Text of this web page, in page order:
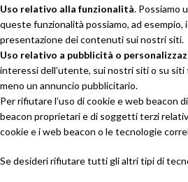
Uso relativo alla funzionalità. Possiamo
queste funzionalità possiamo, ad
presentazione dei contenuti sui nostri siti.
Uso relativo a pubblicità o
interessi dell’utente, sui nostri siti o su siti
meno un annuncio pubblicitario.
Per rifiutare l’uso di cookie e web beacon
beacon proprietari e di soggetti terzi
cookie e i web beacon o le tecnologie
Se desideri rifiutare tutti gli altri tipi di